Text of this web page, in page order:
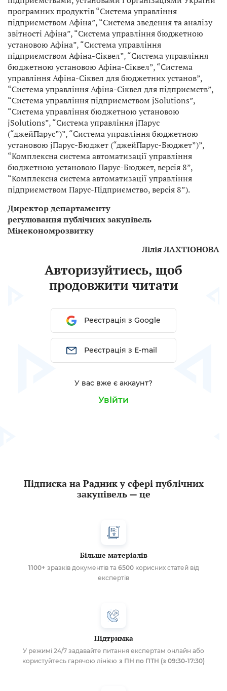
програмних продуктів “Система управління
підприємством Афіна”, “Система зведення та аналізу
звітності Афіна”, “Система управління бюджетною
установою Афіна”, “Система управління
підприємством Афіна-Сіквел”, “Система управління
бюджетною установою Афіна-Сіквел”, “Система
управління Афіна-Сіквел для бюджетних установ”,
“Система управління Афіна-Сіквел для підприємств”,
“Система управління підприємством jSolutions”,
“Система управління бюджетною установою
jSolutions”, “Система управління jПарус
(“джейПарус”)”, “Система управління бюджетною
установою jПарус-Бюджет (“джейПарус-Бюджет”)”,
“Комплексна система автоматизації управління
бюджетною установою Парус-Бюджет, версія 8”,
“Комплексна система автоматизації управління
підприємством Парус-Підприємство, версія 8”).
Директор департаменту
регулювання публічних закупівель
Мінекономрозвитку
Лілія ЛАХТІОНОВА
Авторизуйтиесь, щоб
продовжити читати
Реєстрація з Google
Реєстрація з E-mail
У вас вже є аккаунт?
Увійти
Підписка на Радник у сфері публічних
закупівель — це
Більше матеріалів
1100+ зразків документів та 6500корисних статей від
експертів
Підтримка
У режимі 24/7 задавайте питання експертам онлайн або
користуйтесь гарячою лінією з ПН по ПТН (з 09:30-17:30)